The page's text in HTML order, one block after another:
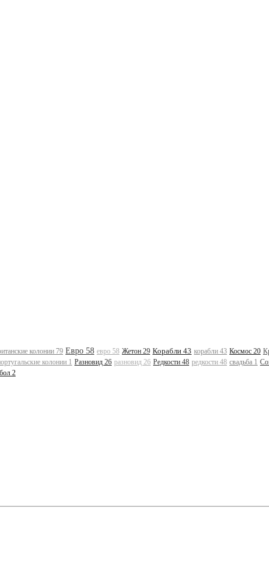
колонии 79 Евро 58 евро 58 Жетон 29 Корабли 43 корабли 43 Космос 20
колонии 1 Разновид 26 разновид 26 Редкости 48 редкости 48 свадьба 1
2